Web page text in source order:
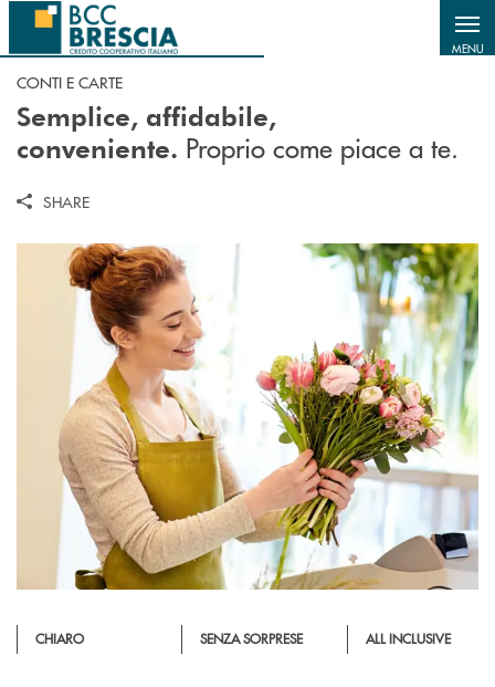
Salta al contenuto principale
MENU
CONTI E CARTE
Semplice, affidabile,
conveniente. Proprio come piace a te.
SHARE
CHIARO SENZA SORPRESE ALL INCLUSIVE